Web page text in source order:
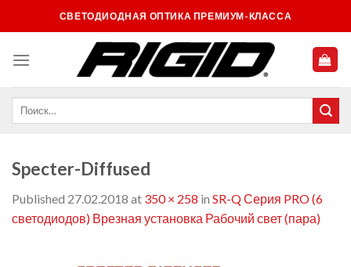
to
СВЕТОДИОДНАЯ ОПТИКА ПРЕМИУМ-КЛАССА
Specter-Diffused
Published 27.02.2018 at 350 × 258 in SR-Q Серия PRO (6
светодиодов) Врезная установка Рабочий свет (пара)